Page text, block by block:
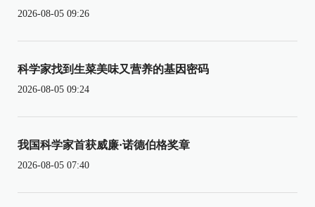
2026-08-05 09:26
科学家找到生菜美味又营养的基因密码
2026-08-05 09:24
我国科学家首获威廉·诺德伯格奖章
2026-08-05 07:40